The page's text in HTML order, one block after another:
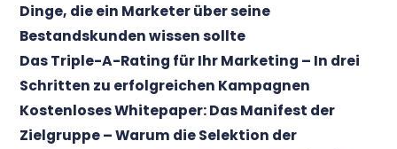
Dinge, die ein Marketer über seine
Bestandskunden wissen sollte
Das Triple-A-Rating für Ihr Marketing – In drei
Schritten zu erfolgreichen Kampagnen
Kostenloses Whitepaper: Das Manifest der
Zielgruppe – Warum die Selektion der